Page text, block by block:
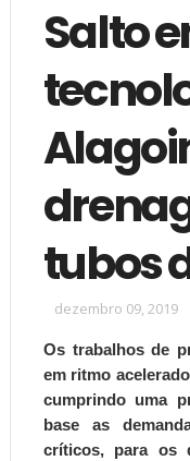
Salto
tubos
dezembro 09, 2019
Os trabalhos de
em ritmo
cumprindo uma
base as
críticos, para os